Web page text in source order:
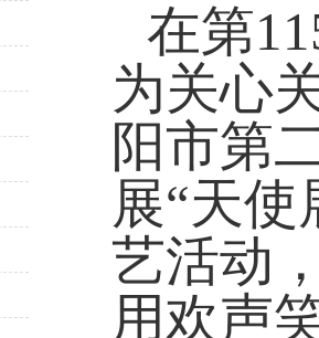
在第
为关心
阳市第
展“天
艺活动
用欢声